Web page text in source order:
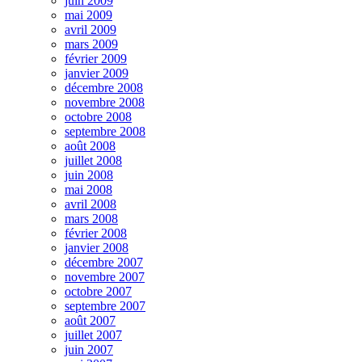
mai 2009
avril 2009
mars 2009
février 2009
janvier 2009
décembre 2008
novembre 2008
octobre 2008
septembre 2008
août 2008
juillet 2008
juin 2008
mai 2008
avril 2008
mars 2008
février 2008
janvier 2008
décembre 2007
novembre 2007
octobre 2007
septembre 2007
août 2007
juillet 2007
juin 2007